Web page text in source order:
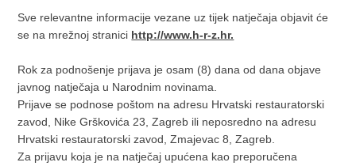
Sve relevantne informacije vezane uz tijek natječaja objavit će
se na mrežnoj stranici http://www.h-r-z.hr.
Rok za podnošenje prijava je osam (8) dana od dana objave
javnog natječaja u Narodnim novinama.
Prijave se podnose poštom na adresu Hrvatski restauratorski
zavod, Nike Grškovića 23, Zagreb ili neposredno na adresu
Hrvatski restauratorski zavod, Zmajevac 8, Zagreb.
Za prijavu koja je na natječaj upućena kao preporučena